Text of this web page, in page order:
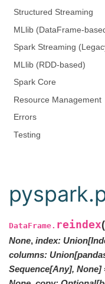
Structured Streaming
MLlib (DataFrame-
Spark Streaming
MLlib (RDD-based)
Spark Core
Resource Management
Errors
Testing
DataFrame. reindex(
None, index:
columns:
Sequence[Any], None]